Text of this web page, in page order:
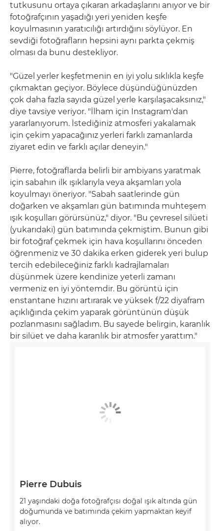
tutkusunu ortaya çıkaran arkadaşlarını anıyor ve bir
fotoğrafçının yaşadığı yeri yeniden keşfe
koyulmasının yaratıcılığı artırdığını söylüyor. En
sevdiği fotoğrafların hepsini aynı parkta çekmiş
olması da bunu destekliyor.
"Güzel yerler keşfetmenin en iyi yolu sıklıkla keşfe
çıkmaktan geçiyor. Böylece düşündüğünüzden
çok daha fazla sayıda güzel yerle karşılaşacaksınız,"
diye tavsiye veriyor. "İlham için Instagram'dan
yararlanıyorum. İstediğiniz atmosferi yakalamak
için çekim yapacağınız yerleri farklı zamanlarda
ziyaret edin ve farklı açılar deneyin."
Pierre, fotoğraflarda belirli bir ambiyans yaratmak
için sabahın ilk ışıklarıyla veya akşamları yola
koyulmayı öneriyor. "Sabah saatlerinde gün
doğarken ve akşamları gün batımında muhteşem
ışık koşulları görürsünüz," diyor. "Bu çevresel silüeti
(yukarıdaki) gün batımında çekmiştim. Bunun gibi
bir fotoğraf çekmek için hava koşullarını önceden
öğrenmeniz ve 30 dakika erken giderek yeri bulup
tercih edebileceğiniz farklı kadrajlamaları
düşünmek üzere kendinize yeterli zamanı
vermeniz en iyi yöntemdir. Bu görüntü için
enstantane hızını artırarak ve yüksek f/22 diyafram
açıklığında çekim yaparak görüntünün düşük
pozlanmasını sağladım. Bu sayede belirgin, karanlık
bir silüet ve daha karanlık bir atmosfer yarattım."
Pierre Dubuis
21 yaşındaki doğa fotoğrafçısı doğal ışık altında gün
doğumunda ve batımında çekim yapmaktan keyif
alıyor.